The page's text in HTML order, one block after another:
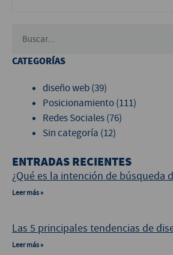
CATEGORÍAS
diseño web(39)
Posicionamiento(111)
Redes Sociales(76)
Sin categoría (12)
ENTRADAS RECIENTES
¿Qué es la intención de búsqueda
Leer más »
Las 5 principales tendencias de
Leer más »